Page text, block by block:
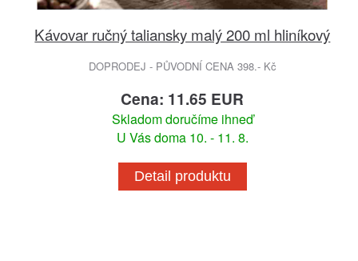
Kávovar ručný taliansky malý 200 ml hliníkový
DOPRODEJ - PŮVODNÍ CENA 398.- Kč
Cena: 11.65 EUR
Skladom doručíme ihneď
U Vás doma 10. - 11. 8.
Detail produktu